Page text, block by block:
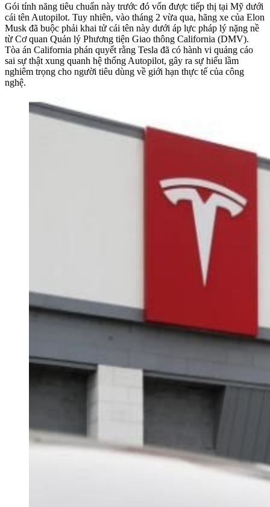
Gói tính năng tiêu chuẩn này trước đó vốn được tiếp thị tại Mỹ dưới
cái tên Autopilot. Tuy nhiên, vào tháng 2 vừa qua, hãng xe của Elon
Musk đã buộc phải khai tử cái tên này dưới áp lực pháp lý nặng nề
từ Cơ quan Quản lý Phương tiện Giao thông California (DMV).
Tòa án California phán quyết rằng Tesla đã có hành vi quảng cáo
sai sự thật xung quanh hệ thống Autopilot, gây ra sự hiểu lầm
nghiêm trọng cho người tiêu dùng về giới hạn thực tế của công
nghệ.